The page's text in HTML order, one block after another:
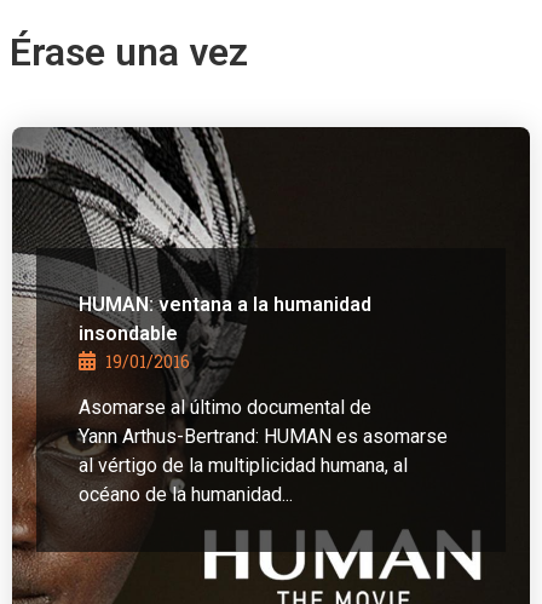
Érase una vez
HUMAN: ventana a la humanidad
insondable
19/01/2016
Asomarse al último documental de
Yann Arthus-Bertrand: HUMAN es asomarse
al vértigo de la multiplicidad humana, al
océano de la humanidad...